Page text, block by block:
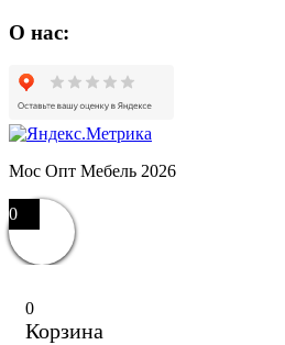
О нас:
Мос Опт Мебель 2026
0
0
Корзина